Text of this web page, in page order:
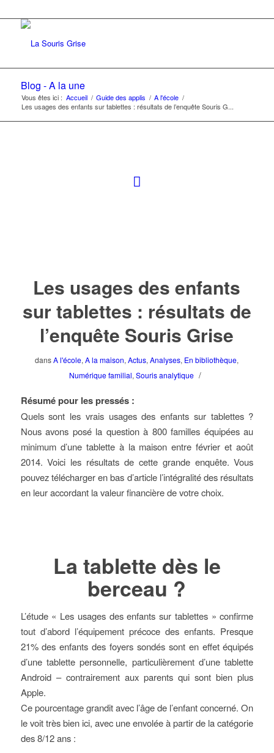
Blog - A la une
Vous êtes ici : Accueil / Guide des applis / A l'école /
Les usages des enfants sur tablettes : résultats de l’enquête Souris G...
Les usages des enfants
sur tablettes : résultats de
l’enquête Souris Grise
dansA l'école,A la maison,Actus,Analyses, En bibliothèque,
Numérique familial,Souris analytique /
Résumé pour les pressés :
Quels sont les vrais usages des enfants sur tablettes ?
Nous avons posé la question à 800 familles équipées au
minimum d’une tablette à la maison entre février et août
2014. Voici les résultats de cette grande enquête. Vous
pouvez télécharger en bas d’article l’intégralité des résultats
en leur accordant la valeur financière de votre choix.
La tablette dès le
berceau ?
L’étude « Les usages des enfants sur tablettes » confirme
tout d’abord l’équipement précoce des enfants. Presque
21% des enfants des foyers sondés sont en effet équipés
d’une tablette personnelle, particulièrement d’une tablette
Android – contrairement aux parents qui sont bien plus
Apple.
Ce pourcentage grandit avec l’âge de l’enfant concerné. On
le voit très bien ici, avec une envolée à partir de la catégorie
des 8/12 ans :